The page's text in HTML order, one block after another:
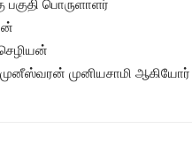
பகுதி பொருளாளர்
முனீஸ்வரன் முனியசாமி